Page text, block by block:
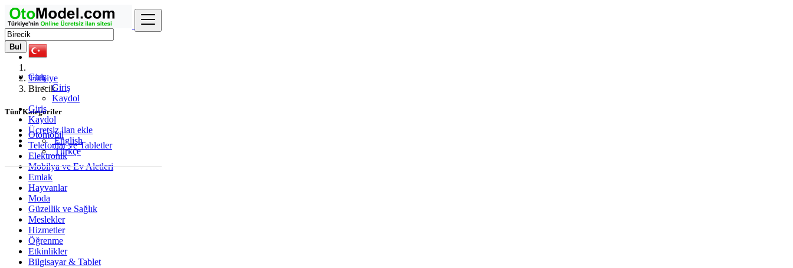
Giriş
Giriş
Kaydol
Giriş
Kaydol
Ücretsiz ilan ekle
English
Türkçe
Bul
Türkiye
Birecik
Tüm Kategoriler
Otomobil
Telefonlar ve Tabletler
Elektronik
Mobilya ve Ev Aletleri
Emlak
Hayvanlar
Moda
Güzellik ve Sağlık
Meslekler
Hizmetler
Öğrenme
Etkinlikler
Bilgisayar & Tablet